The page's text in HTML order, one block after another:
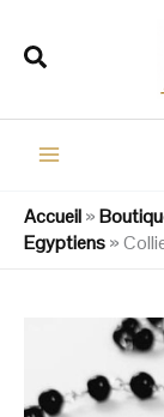
Rechercher
Accueil»
Egyptiens»
Collier